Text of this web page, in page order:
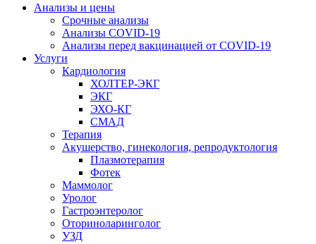
Анализы и цены
Срочные анализы
Анализы COVID-19
Анализы перед вакцинацией от COVID-19
Услуги
Кардиология
ХОЛТЕР-ЭКГ
ЭКГ
ЭХО-КГ
СМАД
Терапия
Акушерство, гинекология, репродуктология
Плазмотерапия
Фотек
Маммолог
Уролог
Гастроэнтеролог
Оториноларинголог
УЗД